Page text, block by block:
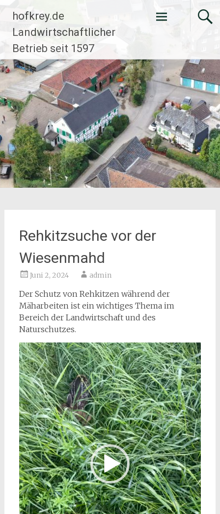
Zum
Inhalt
springen
hofkrey.de
Landwirtschaftlicher
Betrieb seit 1597
Rehkitzsuche vor der
Wiesenmahd
Juni 2, 2024 admin
Der Schutz von Rehkitzen während der
Mäharbeiten ist ein wichtiges Thema im
Bereich der Landwirtschaft und des
Naturschutzes.
Video-
Player